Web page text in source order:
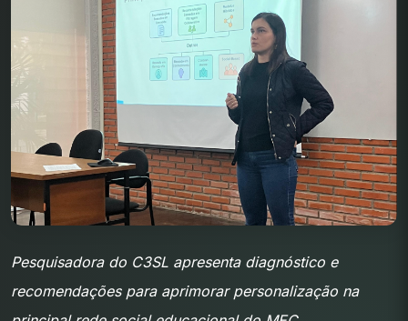
Pesquisadora do C3SL apresenta diagnóstico e
recomendações para aprimorar personalização na